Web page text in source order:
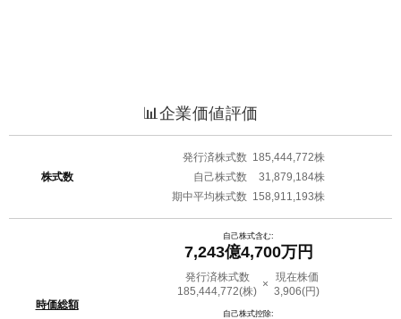
📊企業価値評価
株式数
発行済株式数 185,444,772株
自己株式数
31,879,184株
期中平均株式数 158,911,193株
時価総額
自己株式含む:
7,243億4,700万円
発行済株式数
185,444,772(株)
×
現在株価
3,906(円)
自己株式控除: